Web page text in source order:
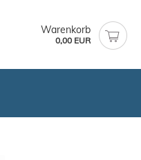
Warenkorb
0,00 EUR